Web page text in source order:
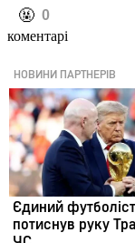
️🤬 0
коментарі